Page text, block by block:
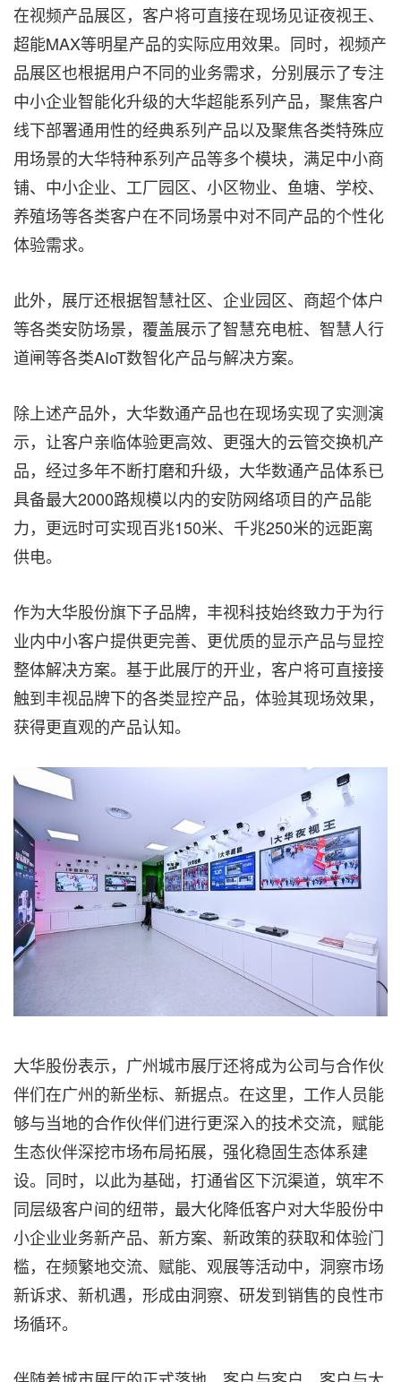
在视频产品展区，客户将可直接在现场见证夜视王、
超能MAX等明星产品的实际应用效果。同时，视频产
品展区也根据用户不同的业务需求，分别展示了专注
中小企业智能化升级的大华超能系列产品，聚焦客户
线下部署通用性的经典系列产品以及聚焦各类特殊应
用场景的大华特种系列产品等多个模块，满足中小商
铺、中小企业、工厂园区、小区物业、鱼塘、学校、
养殖场等各类客户在不同场景中对不同产品的个性化
体验需求。
此外，展厅还根据智慧社区、企业园区、商超个体户
等各类安防场景，覆盖展示了智慧充电桩、智慧人行
道闸等各类AIoT数智化产品与解决方案。
除上述产品外，大华数通产品也在现场实现了实测演
示，让客户亲临体验更高效、更强大的云管交换机产
品，经过多年不断打磨和升级，大华数通产品体系已
具备最大2000路规模以内的安防网络项目的产品能
力，更远时可实现百兆150米、千兆250米的远距离
供电。
作为大华股份旗下子品牌，丰视科技始终致力于为行
业内中小客户提供更完善、更优质的显示产品与显控
整体解决方案。基于此展厅的开业，客户将可直接接
触到丰视品牌下的各类显控产品，体验其现场效果，
获得更直观的产品认知。
大华股份表示，广州城市展厅还将成为公司与合作伙
伴们在广州的新坐标、新据点。在这里，工作人员能
够与当地的合作伙伴们进行更深入的技术交流，赋能
生态伙伴深挖市场布局拓展，强化稳固生态体系建
设。同时，以此为基础，打通省区下沉渠道，筑牢不
同层级客户间的纽带，最大化降低客户对大华股份中
小企业业务新产品、新方案、新政策的获取和体验门
槛，在频繁地交流、赋能、观展等活动中，洞察市场
新诉求、新机遇，形成由洞察、研发到销售的良性市
场循环。